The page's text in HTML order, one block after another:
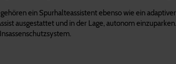
ein Spurhalteassistent ebenso wie ein
ausgestattet und in der Lage, autonom